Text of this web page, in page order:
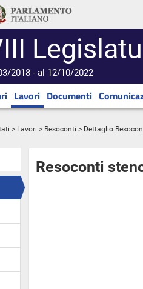
2018 - al 12/10/2022
Lavori Documenti
> Lavori > Resoconti > Dettaglio
Resoconti